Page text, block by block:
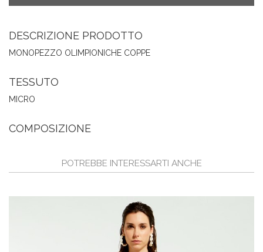
DESCRIZIONE PRODOTTO
MONOPEZZO OLIMPIONICHE COPPE
TESSUTO
MICRO
COMPOSIZIONE
POTREBBE INTERESSARTI ANCHE